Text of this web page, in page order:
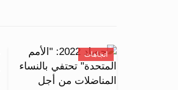
اتجاهات